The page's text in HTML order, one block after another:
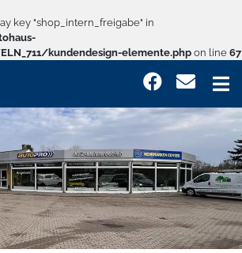
key "shop_intern_freigabe" in
kundendesign-elemente.php on line 67